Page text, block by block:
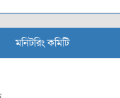
মনিটরিং কমিটি